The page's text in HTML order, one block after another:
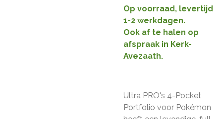
Op voorraad, levertijd
1-2 werkdagen.
Ook af te halen op
afspraak in Kerk-
Avezaath.
Ultra PRO's 4-Pocket
Portfolio voor Pokémon